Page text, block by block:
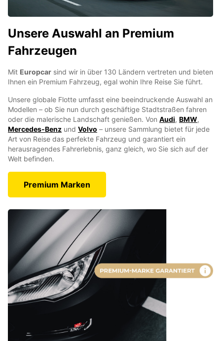
Unsere Auswahl an Premium
Fahrzeugen
Mit Europcar sind wir in über 130 Ländern vertreten und bieten
Ihnen ein Premium Fahrzeug, egal wohin Ihre Reise Sie führt.
Unsere globale Flotte umfasst eine beeindruckende Auswahl an
Modellen – ob Sie nun durch geschäftige Stadtstraßen fahren
oder die malerische Landschaft genießen. Von Audi, BMW,
Mercedes-Benz und Volvo – unsere Sammlung bietet für jede
Art von Reise das perfekte Fahrzeug und garantiert ein
herausragendes Fahrerlebnis, ganz gleich, wo Sie sich auf der
Welt befinden.
Premium Marken